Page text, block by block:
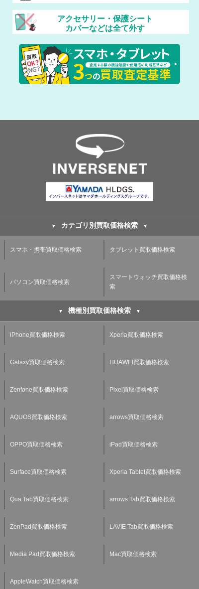
アクセサリー・保護シート
カバーなどは全て外す
カテゴリ別買取価格検索
スマホ・携帯買取価格検索 タブレット買取価格検索
パソコン買取価格検索
スマートウォッチ買取価格検
索
機種別買取価格検索
iPhone買取価格検索 Xperia買取価格検索
Galaxy買取価格検索 HUAWEI買取価格検索
Zenfone買取価格検索 Pixel買取価格検索
AQUOS買取価格検索 arrows買取価格検索
OPPO買取価格検索 iPad買取価格検索
Surface買取価格検索 Xperia Tablet買取価格検索
Qua Tab買取価格検索 arrows Tab買取価格検索
ZenPad買取価格検索 LAVIE Tab買取価格検索
Media Pad買取価格検索 Mac買取価格検索
AppleWatch買取価格検索